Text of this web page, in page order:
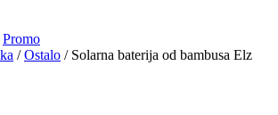
Promo
/Ostalo / Solarna baterija od bambusa Elz